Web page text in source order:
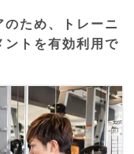
ため、トレーニ
ントを有効利用で